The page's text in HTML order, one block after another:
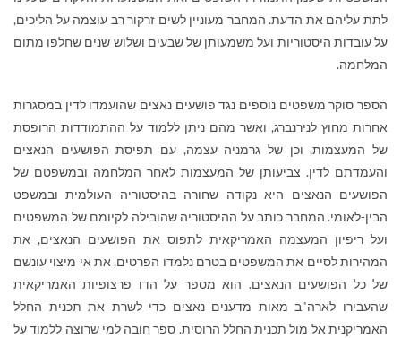
לתת עליהם את הדעת. המחבר מעוניין לשים זרקור רב עוצמה על הליכים,
על עובדות היסטוריות ועל משמעותן של שבעים ושלוש שנים שחלפו מתום
המלחמה.
הספר סוקר משפטים נוספים נגד פושעים נאצים שהועמדו לדין במסגרות
אחרות מחוץ לנירנברג, ואשר מהם ניתן ללמוד על ההתמודדות הרופסת
של המעצמות, וכן של גרמניה עצמה, עם תפיסת הפושעים הנאצים
והעמדתם לדין. צביעותן של המעצמות לאחר המלחמה ובמשפטם של
הפושעים הנאצים היא נקודה שחורה בהיסטוריה העולמית ובמשפט
הבין-לאומי. המחבר כותב על ההיסטוריה שהובילה לקיומם של המשפטים
ועל ריפיון המעצמה האמריקאית לתפוס את הפושעים הנאצים, את
המהירות לסיים את המשפטים בטרם נלמדו הפרטים, את אי מיצוי עונשם
של כל הפושעים הנאצים. הוא מספר על הדו פרצופיות האמריקאית
שהעבירו לארה"ב מאות מדענים נאצים כדי לשרת את תכנית החלל
האמריקנית אל מול תכנית החלל הרוסית. ספר חובה למי שרוצה ללמוד על